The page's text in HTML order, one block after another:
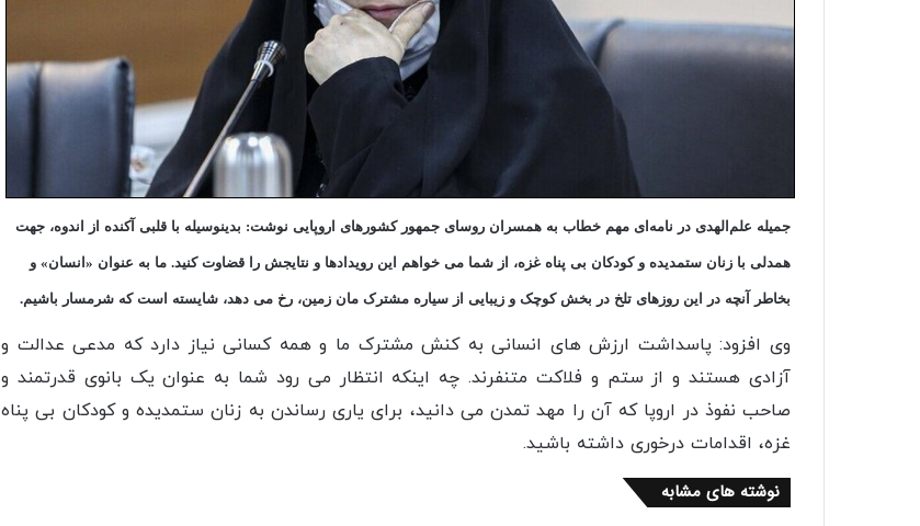
جمیله علم‌الهدی در نامه‌ای مهم خطاب به همسران روسای جمهور کشورهای اروپایی نوشت: بدینوسیله با قلبی آکنده از اندوه، جهت
همدلی با زنان ستمدیده و کودکان بی پناه غزه، از شما می خواهم این رویدادها و نتایجش را قضاوت کنید. ما به عنوان «انسان» و
بخاطر آنچه در این روزهای تلخ در بخش کوچک و زیبایی از سیاره مشترک مان زمین، رخ می دهد، شایسته است که شرمسار باشیم.
وی افزود: پاسداشت ارزش های انسانی به کنش مشترک ما و همه کسانی نیاز دارد که مدعی عدالت و
آزادی هستند و از ستم و فلاکت متنفرند. چه اینکه انتظار می رود شما به عنوان یک بانوی قدرتمند و
صاحب نفوذ در اروپا که آن را مهد تمدن می دانید، برای یاری رساندن به زنان ستمدیده و کودکان بی پناه
غزه، اقدامات درخوری داشته باشید.
نوشته های مشابه